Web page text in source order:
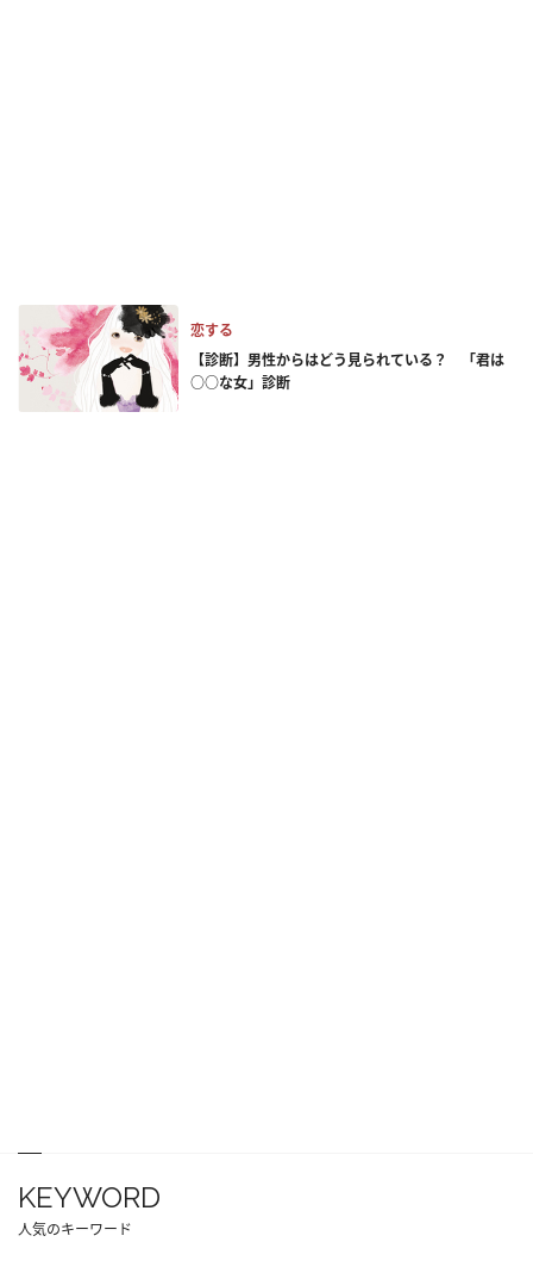
恋する
【診断】男性からはどう見られている？ 「君は
○○な女」診断
KEYWORD
人気のキーワード